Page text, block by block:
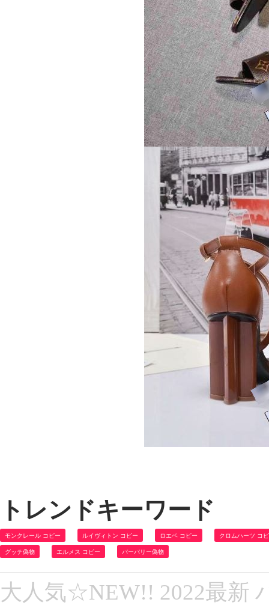
トレンドキーワード
モンクレール コピー ルイヴィトン コピー ロエベ コピー クロムハーツ コ
グッチ偽物 エルメス コピー バーバリー偽物
大人気☆NEW!! 2022最新